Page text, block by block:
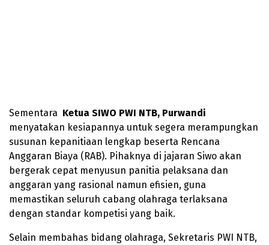
Sementara Ketua SIWO PWI NTB, Purwandi
menyatakan kesiapannya untuk segera merampungkan
susunan kepanitiaan lengkap beserta Rencana
Anggaran Biaya (RAB). Pihaknya di jajaran Siwo akan
bergerak cepat menyusun panitia pelaksana dan
anggaran yang rasional namun efisien, guna
memastikan seluruh cabang olahraga terlaksana
dengan standar kompetisi yang baik.
Selain membahas bidang olahraga, Sekretaris PWI NTB,